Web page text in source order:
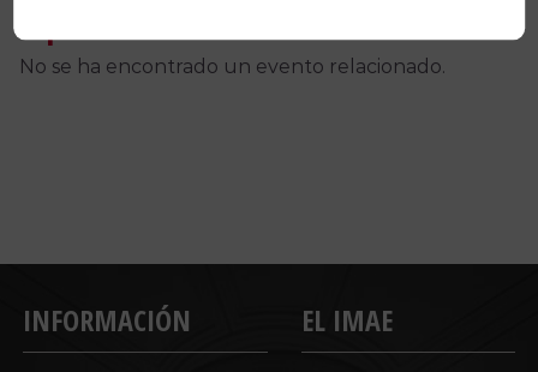
Espectáculos relacionados
No se ha encontrado un evento relacionado.
INFORMACIÓN EL IMAE